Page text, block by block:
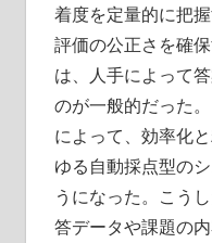
着度を定量的に把
評価の公正さを確
は、人手によって
のが一般的だった
によって、効率化
ゆる自動採点型の
うになった。こう
答データや課題の